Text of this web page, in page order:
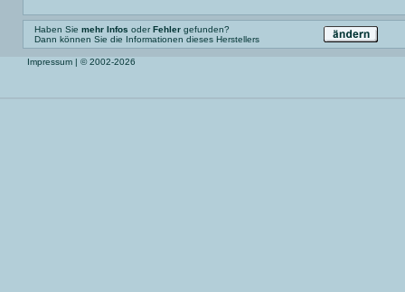
Haben Sie mehr Infos oderFehler gefunden?
Dann können Sie die Informationen dieses Herstellers
Impressum | © 2002-2026